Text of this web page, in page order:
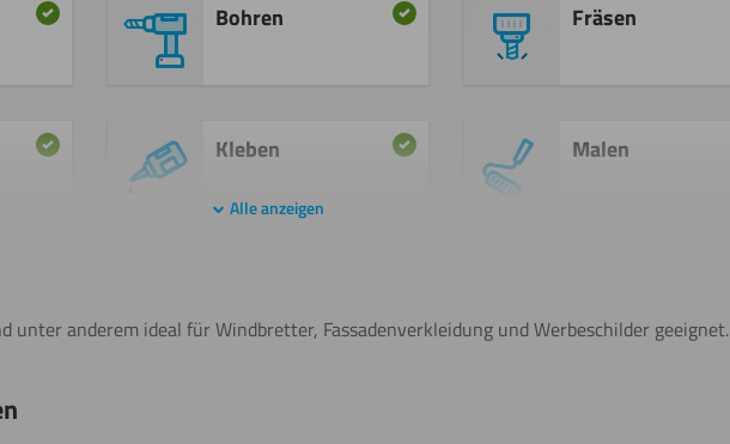
Bohren Fräsen
Kleben Malen
Alle anzeigen
unter anderem ideal für Windbretter, Fassadenverkleidung und Werbeschilder geeignet.